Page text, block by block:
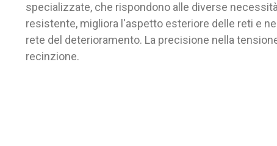
specializzate, che rispondono alle diverse
resistente, migliora l'aspetto esteriore delle reti e
rete del deterioramento. La precisione nella
recinzione.